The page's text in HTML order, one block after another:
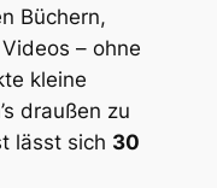
Büchern,
– ohne
kleine
draußen zu
lässt sich 30